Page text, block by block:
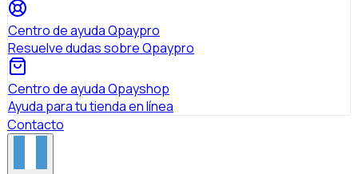
Centro de ayuda Qpaypro
Resuelve dudas sobre Qpaypro
Centro de ayuda Qpayshop
Ayuda para tu tienda en línea
Contacto